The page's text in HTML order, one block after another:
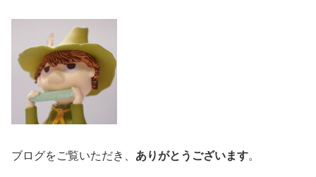
ブログをご覧いただき、 ありがとうございます。